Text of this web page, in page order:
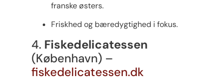
franske østers.
Friskhed og bæredygtighed i fokus.
4. Fiskedelicatessen
(København) –
fiskedelicatessen.dk